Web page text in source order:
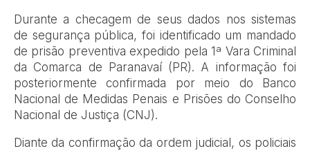
Durante a checagem de seus dados nos sistemas
de segurança pública, foi identificado um mandado
de prisão preventiva expedido pela 1ª Vara Criminal
da Comarca de Paranavaí (PR). A informação foi
posteriormente confirmada por meio do Banco
Nacional de Medidas Penais e Prisões do Conselho
Nacional de Justiça (CNJ).
Diante da confirmação da ordem judicial, os policiais